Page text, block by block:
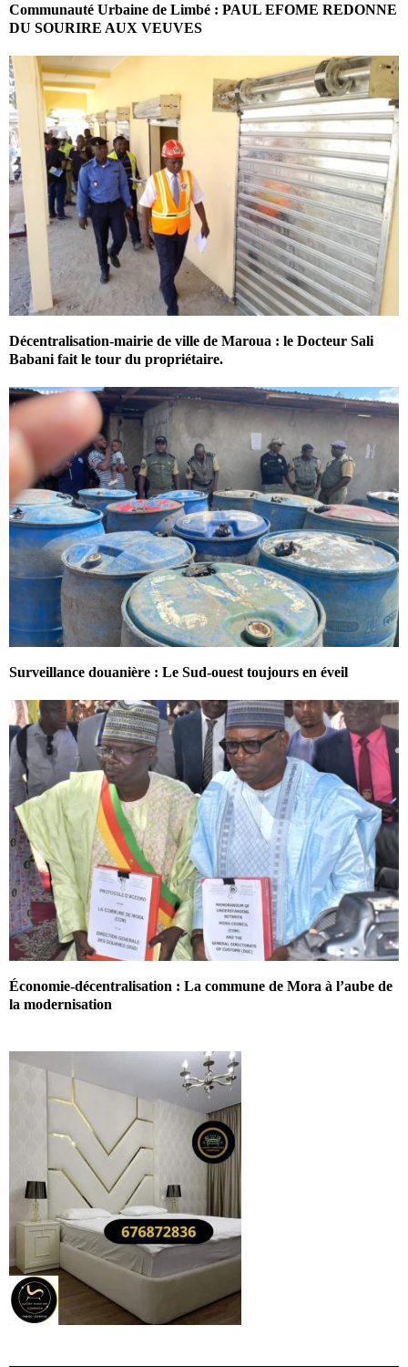
Communauté Urbaine de Limbé : PAUL EFOME REDONNE
DU SOURIRE AUX VEUVES
Décentralisation-mairie de ville de Maroua : le Docteur Sali
Babani fait le tour du propriétaire.
Surveillance douanière : Le Sud-ouest toujours en éveil
Économie-décentralisation : La commune de Mora à l’aube de
la modernisation